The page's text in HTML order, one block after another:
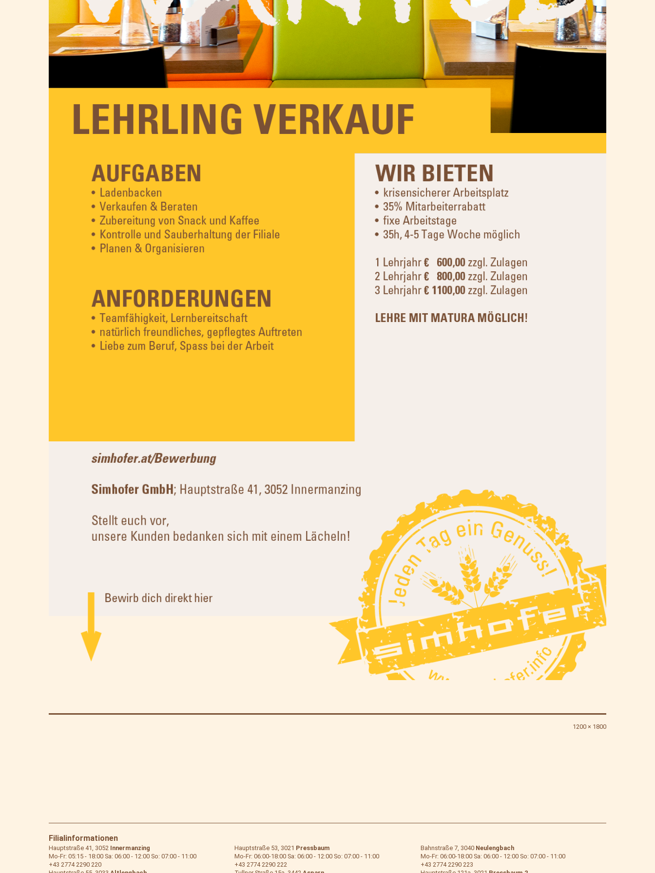
Originalgröße
1200 × 1800
Filialinformationen
Hauptstraße 41, 3052 Innermanzing
Mo-Fr: 05:15 - 18:00 Sa: 06:00 - 12:00 So: 07:00 - 11:00
+43 2774 2290 220
Hauptstraße 53, 3021 Pressbaum
Mo-Fr: 06:00-18:00 Sa: 06:00 - 12:00 So: 07:00 - 11:00
+43 2774 2290 222
Bahnstraße 7, 3040 Neulengbach
Mo-Fr: 06:00-18:00 Sa: 06:00 - 12:00 So: 07:00 - 11:00
+43 2774 2290 223